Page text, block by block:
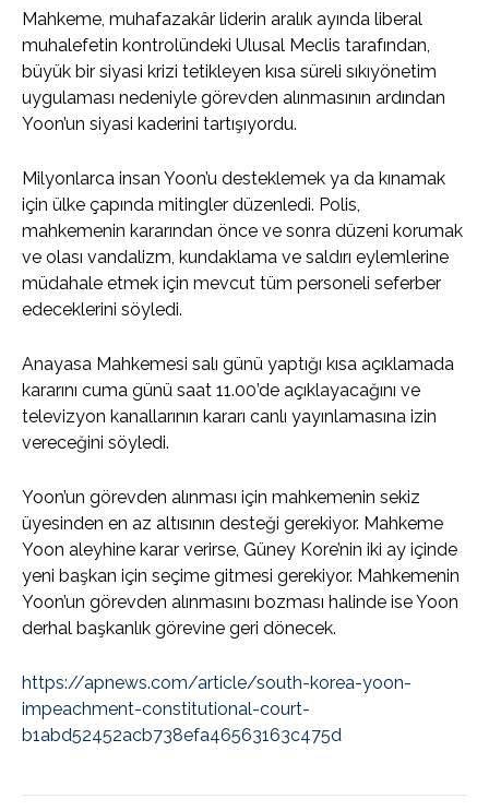
Mahkeme, muhafazakâr liderin aralık ayında liberal
muhalefetin kontrolündeki Ulusal Meclis tarafından,
büyük bir siyasi krizi tetikleyen kısa süreli sıkıyönetim
uygulaması nedeniyle görevden alınmasının ardından
Yoon’un siyasi kaderini tartışıyordu.
Milyonlarca insan Yoon’u desteklemek ya da kınamak
için ülke çapında mitingler düzenledi. Polis,
mahkemenin kararından önce ve sonra düzeni korumak
ve olası vandalizm, kundaklama ve saldırı eylemlerine
müdahale etmek için mevcut tüm personeli seferber
edeceklerini söyledi.
Anayasa Mahkemesi salı günü yaptığı kısa açıklamada
kararını cuma günü saat 11.00’de açıklayacağını ve
televizyon kanallarının kararı canlı yayınlamasına izin
vereceğini söyledi.
Yoon’un görevden alınması için mahkemenin sekiz
üyesinden en az altısının desteği gerekiyor. Mahkeme
Yoon aleyhine karar verirse, Güney Kore’nin iki ay içinde
yeni başkan için seçime gitmesi gerekiyor. Mahkemenin
Yoon’un görevden alınmasını bozması halinde ise Yoon
derhal başkanlık görevine geri dönecek.
https://apnews.com/article/south-korea-yoon-
impeachment-constitutional-court-
b1abd52452acb738efa46563163c475d